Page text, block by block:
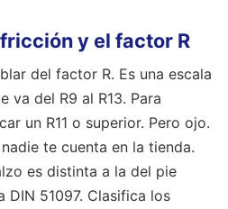
y el factor R
del factor R. Es una escala
va del R9 al R13. Para
un R11 o superior. Pero ojo.
te cuenta en la tienda.
es distinta a la del pie
DIN 51097. Clasifica los